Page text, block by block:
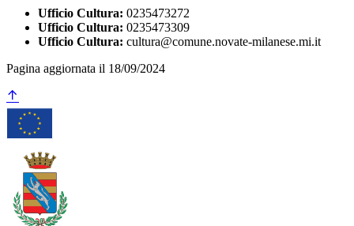
Ufficio Cultura: 0235473272
Ufficio Cultura: 0235473309
Ufficio Cultura: cultura@comune.novate-milanese.mi.it
Pagina aggiornata il 18/09/2024